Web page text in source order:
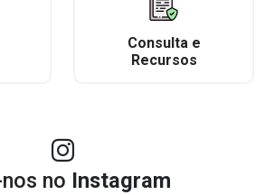
Consulta e
Recursos
no Instagram